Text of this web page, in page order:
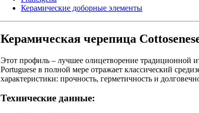
Керамические доборные элементы
Керамическая черепица
Этот профиль – лучшее олицетворение традиционной
Portuguese в полной мере отражает классический
характеристики: прочность, герметичность и
Технические данные: